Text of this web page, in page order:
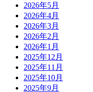
2026年5月
2026年4月
2026年3月
2026年2月
2026年1月
2025年12月
2025年11月
2025年10月
2025年9月